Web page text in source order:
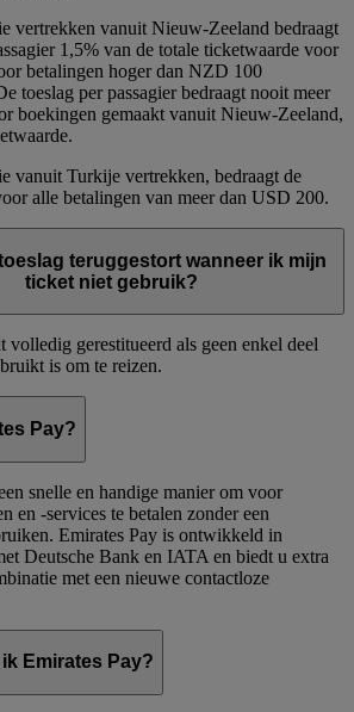
vertrekken vanuit Nieuw-Zeeland bedraagt
1,5% van de totale ticketwaarde voor
betalingen hoger dan NZD 100
toeslag per passagier bedraagt nooit meer
boekingen gemaakt vanuit Nieuw-Zeeland,
vanuit Turkije vertrekken, bedraagt de
alle betalingen van meer dan USD 200.
teruggestort wanneer ik mijn
ticket niet gebruik?
volledig gerestitueerd als geen enkel deel
is om te reizen.
Pay?
snelle en handige manier om voor
en -services te betalen zonder een
Emirates Pay is ontwikkeld in
Deutsche Bank en IATA en biedt u extra
met een nieuwe contactloze
Emirates Pay?